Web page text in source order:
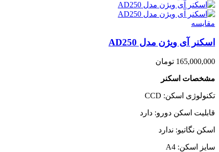
مقايسه
اسکنر آی ویژن مدل AD250
165,000,000 تومان
مشخصات اسکنر
تکنولوژی اسکن: CCD
قابلیت اسکن دورو: دارد
اسکن نگاتیو: ندارد
سایز اسکن: A4